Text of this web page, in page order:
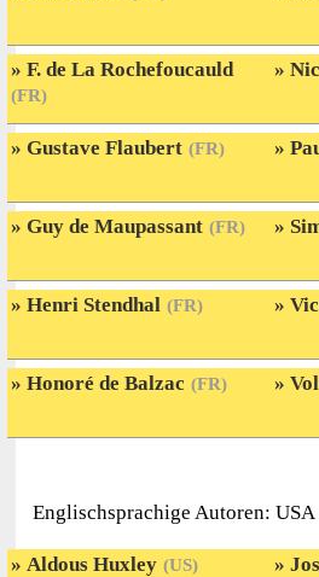
F. de La Rochefoucauld
(FR)
Gustave Flaubert (FR)
Guy de Maupassant (FR)
Henri Stendhal (FR)
Honoré de Balzac (FR)
Englischsprachige Autoren:
Aldous Huxley (US)